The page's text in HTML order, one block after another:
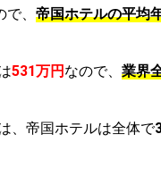
で、 帝国ホテルの平均
531万円 なので、 業界
、帝国ホテルは全体で